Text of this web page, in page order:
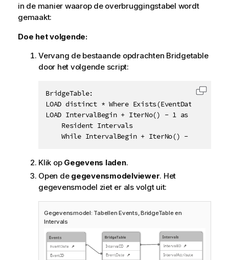
in de manier waarop de overbruggingstabel wordt
gemaakt:
Doe het volgende:
Vervang de bestaande opdrachten Bridgetable
door het volgende script:
BridgeTable:
LOAD distinct * Where Exists(EventDate);
LOAD IntervalBegin + IterNo() - 1 as
    Resident Intervals
While IntervalBegin + IterNo() - 1 <=
Code
Klik op Gegevens laden.
Open de gegevensmodelviewer. Het
gegevensmodel ziet er als volgt uit:
Gegevensmodel: Tabellen Events BridgeTableen
Intervals